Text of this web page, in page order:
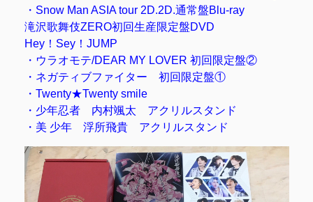
・Snow Man ASIA tour 2D.2D.通常盤Blu-ray
滝沢歌舞伎ZERO初回生産限定盤DVD
Hey！Sey！JUMP
・ウラオモテ/DEAR MY LOVER 初回限定盤②
・ネガティブファイター 初回限定盤①
・Twenty★Twenty smile
・少年忍者 内村颯太 アクリルスタンド
・美 少年 浮所飛貴 アクリルスタンド